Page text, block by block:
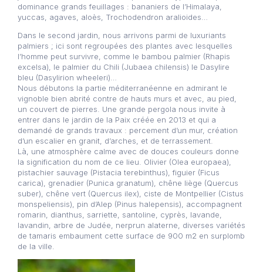
dominance grands feuillages : bananiers de l’Himalaya,
yuccas, agaves, aloès, Trochodendron aralioides…
Dans le second jardin, nous arrivons parmi de luxuriants
palmiers ; ici sont regroupées des plantes avec lesquelles
l’homme peut survivre, comme le bambou palmier (Rhapis
excelsa), le palmier du Chili (Jubaea chilensis) le Dasylire
bleu (Dasylirion wheeleri)…
Nous débutons la partie méditerranéenne en admirant le
vignoble bien abrité contre de hauts murs et avec, au pied,
un couvert de pierres. Une grande pergola nous invite à
entrer dans le jardin de la Paix créée en 2013 et qui a
demandé de grands travaux : percement d’un mur, création
d’un escalier en granit, d’arches, et de terrassement.
Là, une atmosphère calme avec de douces couleurs donne
la signification du nom de ce lieu. Olivier (Olea europaea),
pistachier sauvage (Pistacia terebinthus), figuier (Ficus
carica), grenadier (Punica granatum), chêne liège (Quercus
suber), chêne vert (Quercus ilex), ciste de Montpellier (Cistus
monspeliensis), pin d’Alep (Pinus halepensis), accompagnent
romarin, dianthus, sarriette, santoline, cyprès, lavande,
lavandin, arbre de Judée, nerprun alaterne, diverses variétés
de tamaris embaument cette surface de 900 m2 en surplomb
de la ville.